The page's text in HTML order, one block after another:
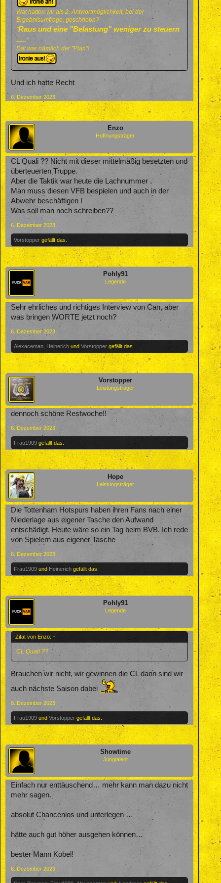
Wat hatten wir als 2. Antwortmöglichkeit, bei der
Ergebnisumfrage, geschriebn?
"Raus und eine "Belastung" weniger zu steuern
....."
Dat war nämlich der "Plan"!
Und ich hatte Recht
6. Dezember 2023
Enzo
Hoffnungsträger
CL Quali ?? Nicht mit dieser mittelmäßig besetzten und
überteuerten Truppe.
Aber die Taktik war heute die Lachnummer .
Man muss diesen VFB bespielen und auch in der
Abwehr beschäftigen !
Was soll man noch schreiben??
6. Dezember 2023
Vorstopper gefällt das.
Pohly91
Legende
Sehr ehrliches und richtiges Interview von Can, aber
was bringen WORTE jetzt noch?
6. Dezember 2023
Alexaceman Heinerich und Vorstopper gefällt das.
Vorstopper
Leistungsträger
dennoch schöne Restwoche!!
6. Dezember 2023
Frau1909 gefällt das.
Hope
Leistungsträger
Die Tottenham Hotspurs haben ihren Fans nach einer
Niederlage aus eigener Tasche den Aufwand
entschädigt. Heute wäre so ein Tag beim BVB. Ich rede
von Spielern aus eigener Tasche
6. Dezember 2023
Frau1909 und Heinerich gefällt das.
Pohly91
Legende
Zitat von Enzo: ↑
CL Quali ??
Brauchen wir nicht, wir gewinnen die CL dann sind wir
auch nächste Saison dabei
6. Dezember 2023
Frau1909 und Vorstopper gefällt das.
Showtime
Jungtalent
Einfach nur enttäuschend… mehr kann man dazu nicht
mehr sagen.
absolut Chancenlos und unterlegen …
hätte auch gut höher ausgehen können…
bester Mann Kobel!
6. Dezember 2023